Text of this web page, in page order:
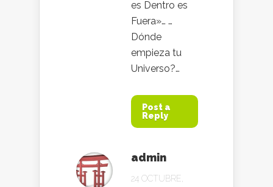
es Dentro es
Fuera»… …
Dónde
empieza tu
Universo?…
Post a
Reply
admin
24 OCTUBRE,